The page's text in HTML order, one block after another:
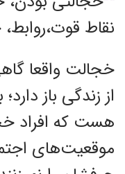
خجالت واقعا
از زندگی باز
هست که افراد
موقعیت‌های